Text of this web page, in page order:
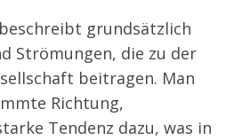
grundsätzlich
Strömungen, die zu der
beitragen. Man
Richtung,
Tendenz dazu, was in